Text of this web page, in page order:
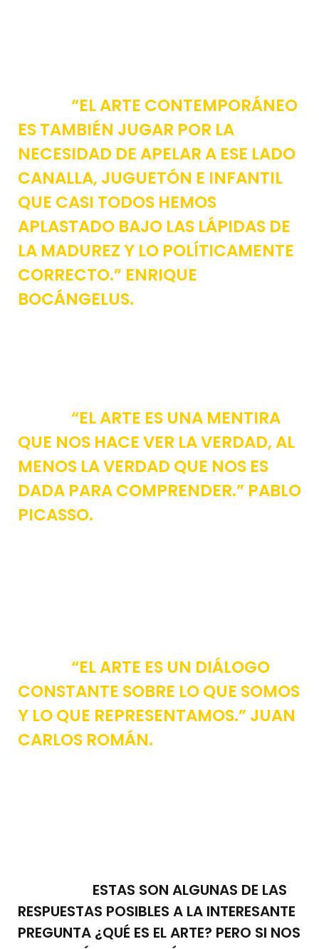
“EL ARTE CONTEMPORÁNEO
ES TAMBIÉN JUGAR POR LA
NECESIDAD DE APELAR A ESE LADO
CANALLA, JUGUETÓN E INFANTIL
QUE CASI TODOS HEMOS
APLASTADO BAJO LAS LÁPIDAS DE
LA MADUREZ Y LO POLÍTICAMENTE
CORRECTO.” ENRIQUE
BOCÁNGELUS.
“EL ARTE ES UNA MENTIRA
QUE NOS HACE VER LA VERDAD, AL
MENOS LA VERDAD QUE NOS ES
DADA PARA COMPRENDER.” PABLO
PICASSO.
“EL ARTE ES UN DIÁLOGO
CONSTANTE SOBRE LO QUE SOMOS
Y LO QUE REPRESENTAMOS.” JUAN
CARLOS ROMÁN.
ESTAS SON ALGUNAS DE LAS
RESPUESTAS POSIBLES A LA INTERESANTE
PREGUNTA ¿QUÉ ES EL ARTE? PERO SI NOS